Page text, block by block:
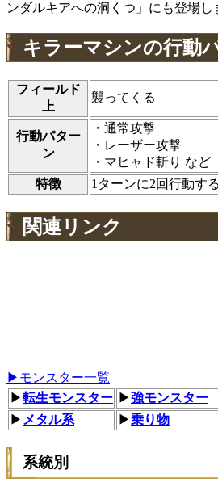
ンダルキアへの洞くつ」にも登場し
キラーマシンの行動
フィールド
上
襲ってくる
行動パター
ン
・通常攻撃
・レーザー攻撃
・マヒャド斬り など
特徴
1ターンに2回行動する
関連リンク
▶モンスター一覧
▶転生モンスター ▶強モンスター
▶ メタル系 ▶乗り物
系統別